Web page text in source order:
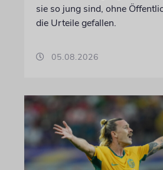
sie so jung sind, ohne
die Urteile gefallen.
05.08.2026